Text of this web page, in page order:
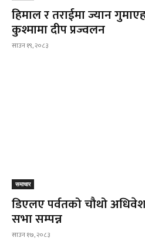
हिमाल र तराईमा ज्यान
कुश्मामा दीप प्रज्वलन
साउन १९, २०८३
समाचार
डिएलए पर्वतको चौथो
सभा सम्पन्न
साउन १७, २०८३